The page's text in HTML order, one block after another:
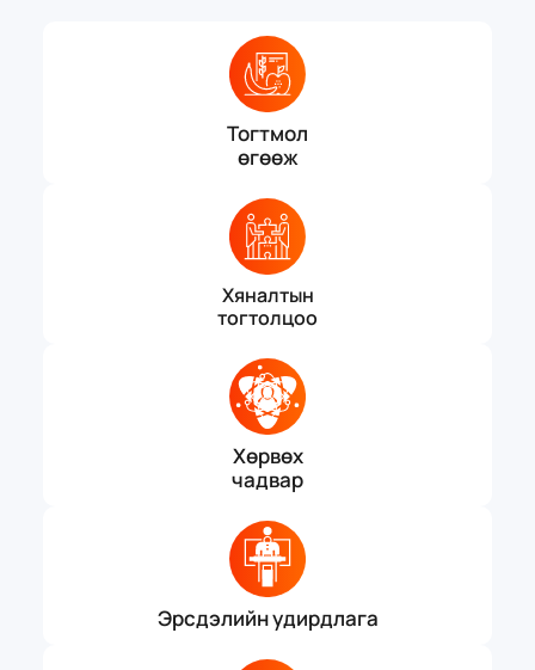
Тогтмол
өгөөж
Хяналтын
тогтолцоо
Хөрвөх
чадвар
Эрсдэлийн удирдлага